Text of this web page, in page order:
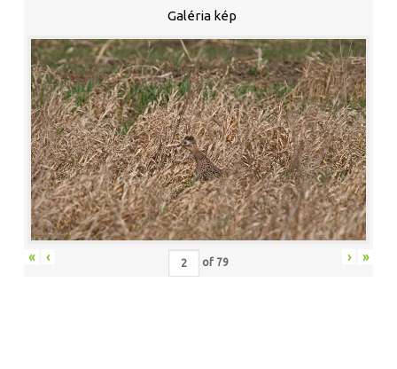
Galéria kép
« ‹ of 79 › »